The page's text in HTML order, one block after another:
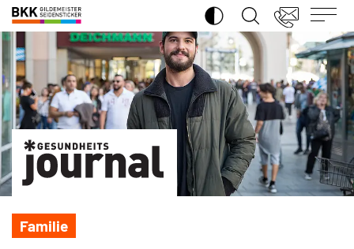
BKK
Gildemeister
Seidensticker
SUCHE ÖFFNEN
Familie